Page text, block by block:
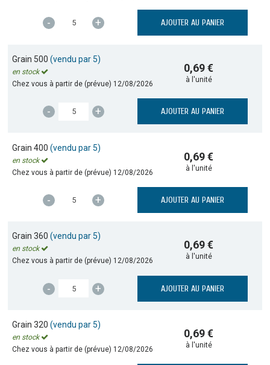
- + AJOUTER AU PANIER
Grain 500(vendu par 5)
en stock
Chez vous à partir de (prévue) 12/08/2026
0,69 €
à l'unité
- + AJOUTER AU PANIER
Grain 400(vendu par 5)
en stock
Chez vous à partir de (prévue) 12/08/2026
0,69 €
à l'unité
- + AJOUTER AU PANIER
Grain 360(vendu par 5)
en stock
Chez vous à partir de (prévue) 12/08/2026
0,69 €
à l'unité
- + AJOUTER AU PANIER
Grain 320(vendu par 5)
en stock
Chez vous à partir de (prévue) 12/08/2026
0,69 €
à l'unité